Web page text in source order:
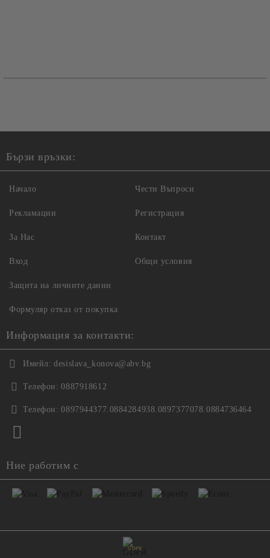
Бързи връзки:
Начало
Рекламации
За Нас
Вход
Чести Въпроси
Регистрация
Контакт
Общи условия
Защита на личните данни
Формуляр отказ от покупка
Информация за контакти:
Имейл: desislava_konova@abv.bg
Телефон: 0887918612
Телефон: 0897944377.0884284938.0897377078.0884736464
Ние работим с
GDPR